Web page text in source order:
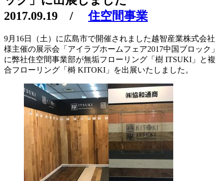
2017.09.19 / 住空間事業
9月16日（土）に広島市で開催されました越智産業株式会社
様主催の展示会「アイラブホームフェア2017中国ブロック」
に弊社住空間事業部が無垢フローリング「樹 ITSUKI」と複
合フローリング「榯 KITOKI」を出展いたしました。